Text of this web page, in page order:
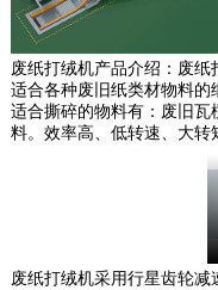
废纸打绒机产品介绍：废纸
适合各种废旧纸类材物料的
适合撕碎的物料有：废旧瓦
料。效率高、低转速、大转
废纸打绒机采用行星齿轮减